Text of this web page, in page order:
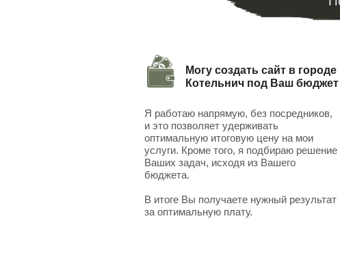
Могу создать сайт в городе
Котельнич под Ваш бюджет
Я работаю напрямую, без посредников,
и это позволяет удерживать
оптимальную итоговую цену на мои
услуги. Кроме того, я подбираю решение
Ваших задач, исходя из Вашего
бюджета.
В итоге Вы получаете нужный результат
за оптимальную плату.